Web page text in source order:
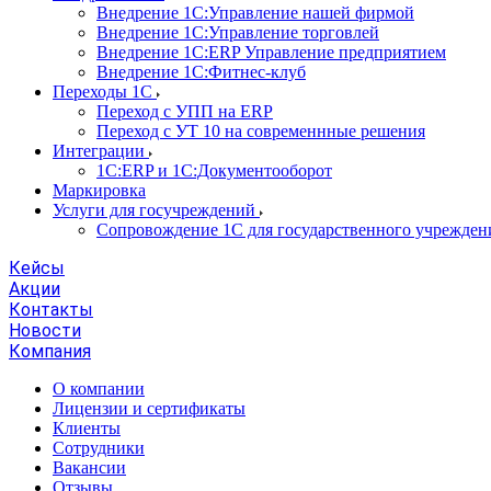
Внедрение 1С:Управление нашей фирмой
Внедрение 1С:Управление торговлей
Внедрение 1С:ERP Управление предприятием
Внедрение 1С:Фитнес-клуб
Переходы 1С
Переход с УПП на ERP
Переход с УТ 10 на современнные решения
Интеграции
1С:ERP и 1С:Документооборот
Маркировка
Услуги для госучреждений
Сопровождение 1С для государственного
Кейсы
Акции
Контакты
Новости
Компания
О компании
Лицензии и сертификаты
Клиенты
Сотрудники
Вакансии
Отзывы